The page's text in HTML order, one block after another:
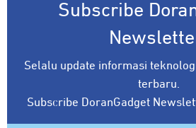
Subscribe
Selalu update informasi
terbaru.
Subscribe DoranGadget